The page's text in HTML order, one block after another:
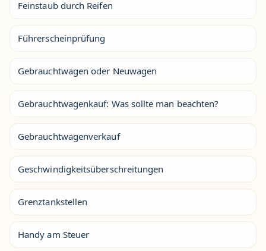
Feinstaub durch Reifen
Führerscheinprüfung
Gebrauchtwagen oder Neuwagen
Gebrauchtwagenkauf: Was sollte man beachten?
Gebrauchtwagenverkauf
Geschwindigkeitsüberschreitungen
Grenztankstellen
Handy am Steuer